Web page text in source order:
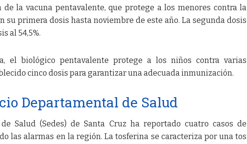
la vacuna pentavalente, que protege a los menores contra la
su primera dosis hasta noviembre de este año. La segunda dosis
al 54,5%.
el biológico pentavalente protege a los niños contra varias
cinco dosis para garantizar una adecuada inmunización.
Departamental de Salud
Salud (Sedes) de Santa Cruz ha reportado cuatro casos de
las alarmas en la región. La tosferina se caracteriza por una tos